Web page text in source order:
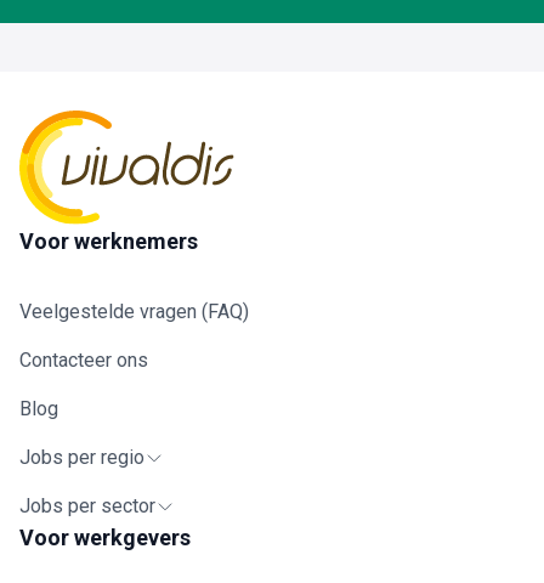
Voor werknemers
Veelgestelde vragen (FAQ)
Contacteer ons
Blog
Jobs per regio
Jobs per sector
Voor werkgevers